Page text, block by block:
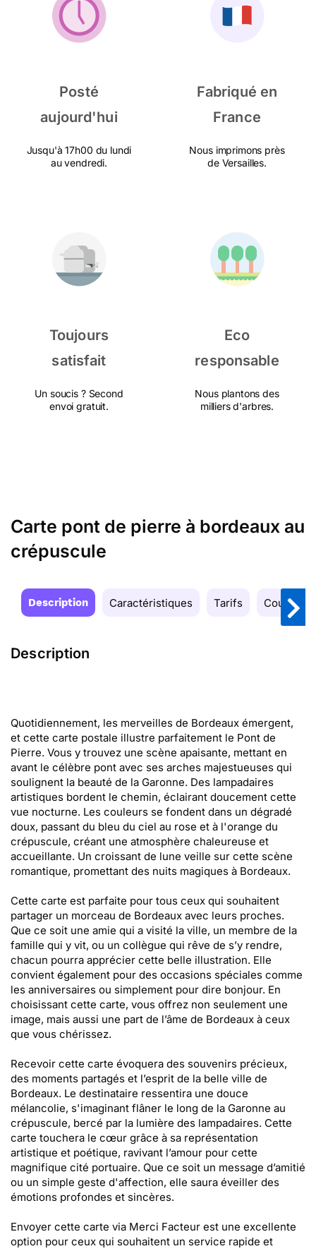
Posté
aujourd'hui
Jusqu'à 17h00 du lundi
au vendredi.
Fabriqué en
France
Nous imprimons près
de Versailles.
Toujours
satisfait
Un soucis ? Second
envoi gratuit.
Eco
responsable
Nous plantons des
milliers d'arbres.
Carte pont de pierre à bordeaux au
crépuscule
Description Caractéristiques Tarifs Couleurs
Description
Quotidiennement, les merveilles de Bordeaux émergent,
et cette carte postale illustre parfaitement le Pont de
Pierre. Vous y trouvez une scène apaisante, mettant en
avant le célèbre pont avec ses arches majestueuses qui
soulignent la beauté de la Garonne. Des lampadaires
artistiques bordent le chemin, éclairant doucement cette
vue nocturne. Les couleurs se fondent dans un dégradé
doux, passant du bleu du ciel au rose et à l'orange du
crépuscule, créant une atmosphère chaleureuse et
accueillante. Un croissant de lune veille sur cette scène
romantique, promettant des nuits magiques à Bordeaux.
Cette carte est parfaite pour tous ceux qui souhaitent
partager un morceau de Bordeaux avec leurs proches.
Que ce soit une amie qui a visité la ville, un membre de la
famille qui y vit, ou un collègue qui rêve de s’y rendre,
chacun pourra apprécier cette belle illustration. Elle
convient également pour des occasions spéciales comme
les anniversaires ou simplement pour dire bonjour. En
choisissant cette carte, vous offrez non seulement une
image, mais aussi une part de l’âme de Bordeaux à ceux
que vous chérissez.
Recevoir cette carte évoquera des souvenirs précieux,
des moments partagés et l’esprit de la belle ville de
Bordeaux. Le destinataire ressentira une douce
mélancolie, s'imaginant flâner le long de la Garonne au
crépuscule, bercé par la lumière des lampadaires. Cette
carte touchera le cœur grâce à sa représentation
artistique et poétique, ravivant l’amour pour cette
magnifique cité portuaire. Que ce soit un message d’amitié
ou un simple geste d'affection, elle saura éveiller des
émotions profondes et sincères.
Envoyer cette carte via Merci Facteur est une excellente
option pour ceux qui souhaitent un service rapide et